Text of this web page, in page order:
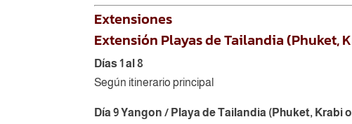
Extensiones
Extensión Playas de Tailandia (Phuket,
Días 1 al 8
Según itinerario principal
Día 9 Yangon / Playa de Tailandia (Phuket, Krabi